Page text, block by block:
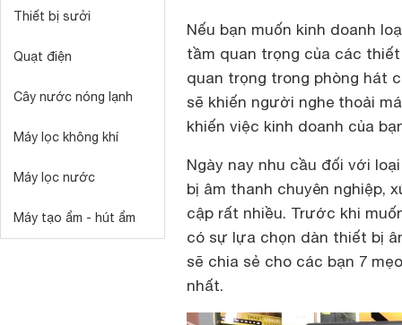
Thiết bị sưởi
Quạt điện
Cây nước nóng lạnh
Máy lọc không khí
Máy lọc nước
Máy tạo ẩm - hút ẩm
Nếu bạn muốn kinh doanh
tầm quan trọng của các
quan trọng trong phòng hát
sẽ khiến người nghe thoải
khiến việc kinh doanh của
Ngày nay nhu cầu đối với
bị âm thanh chuyên nghiệp,
cập rất nhiều. Trước khi
có sự lựa chọn dàn thiết bị
sẽ chia sẻ cho các bạn 7
nhất.